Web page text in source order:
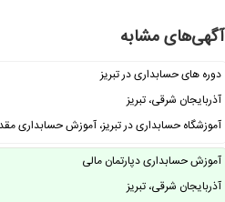
آگهی‌های مشابه
دوره های حسابداری در تبریز
آذربایجان شرقی، تبریز
آموزشگاه حسابداری در تبریز، آموزش حسابداری
آموزش حسابداری دپارتمان مالی
آذربایجان شرقی، تبریز